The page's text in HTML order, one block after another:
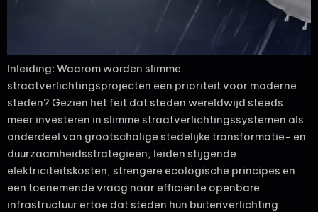
Inleiding: Waarom worden slimme
straatverlichtingsprojecten een prioriteit voor moderne
steden? Gezien het feit dat steden wereldwijd steeds
meer investeren in slimme straatverlichtingssystemen als
onderdeel van grootschalige stedelijke transformatie- en
duurzaamheidsstrategieën, leiden stijgende
elektriciteitskosten, strengere ecologische principes en
een toenemende vraag naar efficiënte openbare
infrastructuur ertoe dat steden hun buitenverlichting